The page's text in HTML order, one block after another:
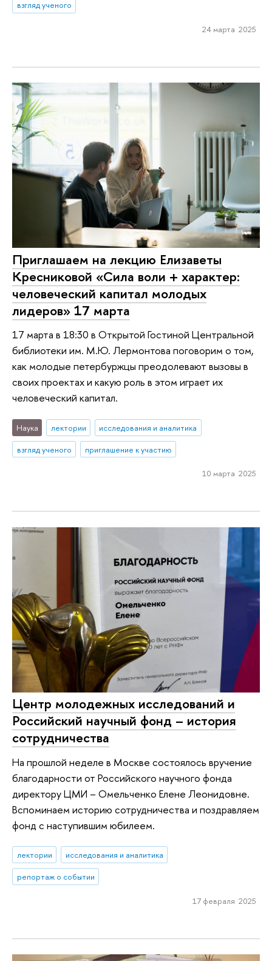
взгляд ученого
24 марта 2025
Приглашаем на лекцию Елизаветы
Кресниковой «Сила воли + характер:
человеческий капитал молодых
лидеров» 17 марта
17 марта в 18:30 в Открытой Гостиной Центральной
библиотеки им. М.Ю. Лермонтова поговорим о том,
как молодые петербуржцы преодолевают вызовы в
своих проектах и какую роль в этом играет их
человеческий капитал.
Наука лектории
исследования и аналитика
взгляд ученого
приглашение к участию
10 марта 2025
Центр молодежных исследований и
Российский научный фонд – история
сотрудничества
На прошлой неделе в Москве состоялось вручение
благодарности от Российского научного фонда
директору ЦМИ – Омельченко Елене Леонидовне.
Вспоминаем историю сотрудничества и поздравляем
фонд с наступившим юбилеем.
лектории
исследования и аналитика
репортаж о событии
17 февраля 2025